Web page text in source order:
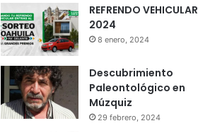
REFRENDO VEHICULAR
2024
8 enero, 2024
Descubrimiento
Paleontológico en
Múzquiz
29 febrero, 2024